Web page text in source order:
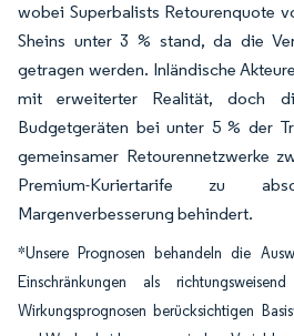
wobei Superbalists Retourenquote
Sheins unter 3 % stand, da die
getragen werden. Inländische
mit erweiterter Realität, doch
Budgetgeräten bei unter 5 % der
gemeinsamer Retourennetzwerke
Premium-Kuriertarife zu
Margenverbesserung behindert.
*Unsere Prognosen behandeln die
Einschränkungen als
Wirkungsprognosen berücksichtigen